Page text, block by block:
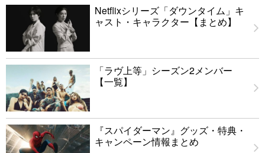
Netflixシリーズ「ダウンタイム」キ
ャスト・キャラクター【まとめ】
「ラヴ上等」シーズン2メンバー
【一覧】
『スパイダーマン』グッズ・特典・
キャンペーン情報まとめ